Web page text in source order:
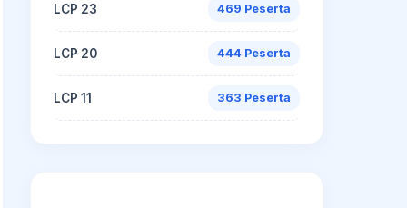
LCP 23 469 Peserta
LCP 20 444 Peserta
LCP 11 363 Peserta